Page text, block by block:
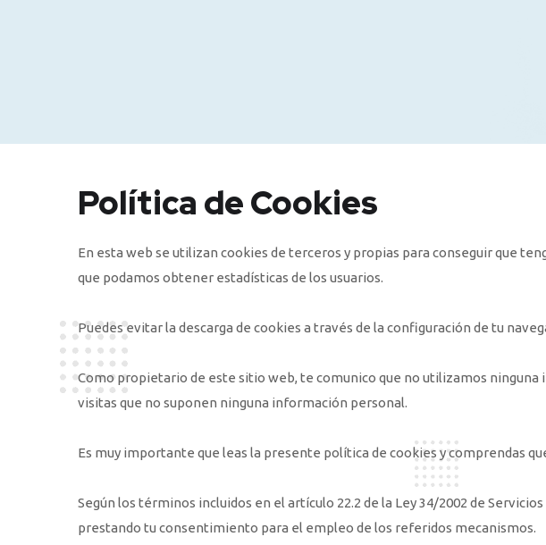
Política de Cookies
En esta web se utilizan cookies de terceros y propias para conseguir que
que podamos obtener estadísticas de los usuarios.
Puedes evitar la descarga de cookies a través de la configuración de tu
Como propietario de este sitio web, te comunico que no utilizamos
visitas que no suponen ninguna información personal.
Es muy importante que leas la presente política de cookies y comprendas
Según los términos incluidos en el artículo 22.2 de la Ley 34/2002 de
prestando tu consentimiento para el empleo de los referidos mecanismos.